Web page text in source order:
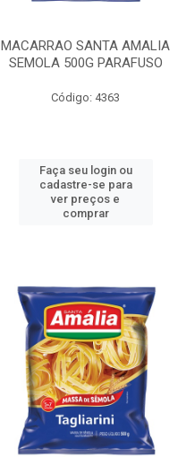
MACARRAO SANTA AMALIA
SEMOLA 500G PARAFUSO
Código: 4363
Faça seu login ou
cadastre-se para
ver preços e
comprar